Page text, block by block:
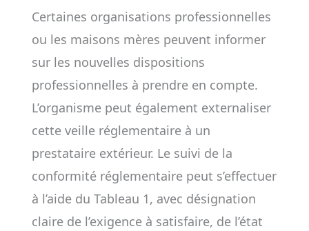
Certaines organisations professionnelles
ou les maisons mères peuvent informer
sur les nouvelles dispositions
professionnelles à prendre en compte.
L’organisme peut également externaliser
cette veille réglementaire à un
prestataire extérieur. Le suivi de la
conformité réglementaire peut s’effectuer
à l’aide du Tableau 1, avec désignation
claire de l’exigence à satisfaire, de l’état